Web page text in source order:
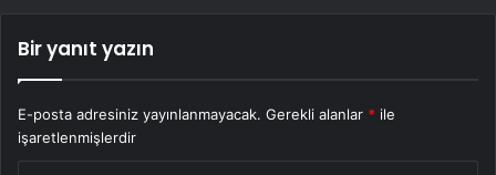
Bir yanıt yazın
E-posta adresiniz yayınlanmayacak. Gerekli alanlar * ile
işaretlenmişlerdir